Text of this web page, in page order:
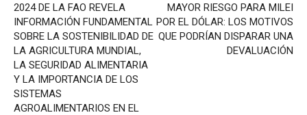
2024 DE LA FAO REVELA
INFORMACIÓN FUNDAMENTAL
SOBRE LA SOSTENIBILIDAD DE
LA AGRICULTURA MUNDIAL,
LA SEGURIDAD ALIMENTARIA
Y LA IMPORTANCIA DE LOS
SISTEMAS
AGROALIMENTARIOS EN EL
MAYOR RIESGO PARA MILEI
POR EL DÓLAR: LOS MOTIVOS
QUE PODRÍAN DISPARAR UNA
DEVALUACIÓN